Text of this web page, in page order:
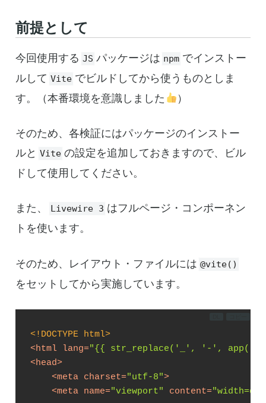
前提として
今回使用する JS パッケージは npm でインストー
ルして Vite でビルドしてから使うものとしま
す。（本番環境を意識しました
）
そのため、各検証にはパッケージのインストー
ルと Vite の設定を追加しておきますので、ビル
ドして使用してください。
また、 Livewire 3 はフルページ・コンポーネン
トを使います。
そのため、レイアウト・ファイルには @vite()
をセットしてから実施しています。
<!DOCTYPE html>
<html lang="{{ str_replace('_', '-', app()-
<head>
<meta charset="utf-8">
<meta name="viewport" content=